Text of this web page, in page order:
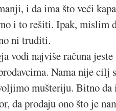
i da ima što veći
i to rešiti. Ipak, mislim
ni truditi.
vodi najviše računa
Nama nije cilj
mušteriju. Bitno da
da prodaju ono što je